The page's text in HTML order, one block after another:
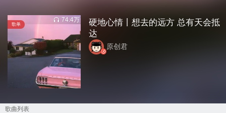
歌单
74.4万
硬地心情丨想去的远方 总有天会抵
达
原创君
歌曲列表